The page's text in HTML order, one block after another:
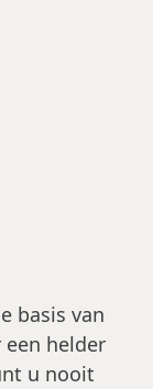
basis van
een helder
u nooit